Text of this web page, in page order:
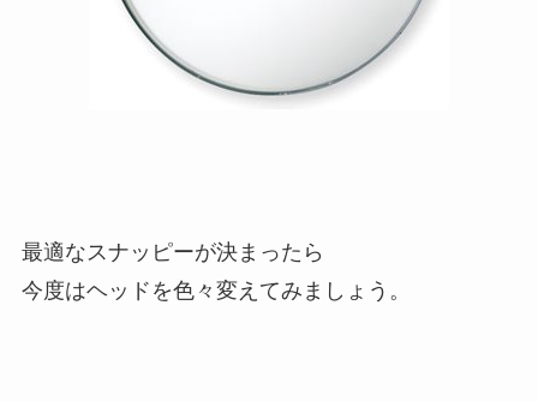
最適なスナッピーが決まったら
今度はヘッドを色々変えてみましょう。